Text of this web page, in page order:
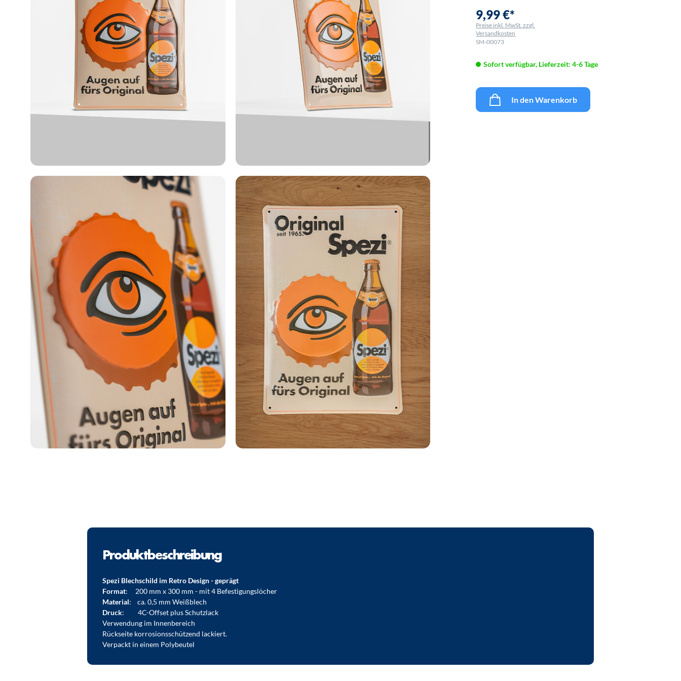
Preise inkl. MwSt. zzgl.
Versandkosten
Sofort verfügbar, Lieferzeit: 4-6 Tage
SM-00073
9,99 €*
In den Warenkorb
Produktbeschreibung
Spezi Blechschild im Retro Design - geprägt
Format: 200 mm x 300 mm - mit 4 Befestigungslöcher
Material: ca. 0,5 mm Weißblech
Druck: 4C-Offset plus Schutzlack
Verwendung im Innenbereich
Rückseite korrosionsschützend lackiert.
Verpackt in einem Polybeutel